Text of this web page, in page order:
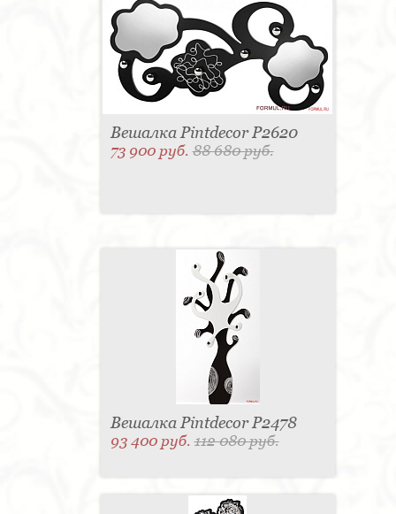
Вешалка Pintdecor P2620
73 900 руб.88 680 руб.
Вешалка Pintdecor P2478
93 400 руб.112 080 руб.